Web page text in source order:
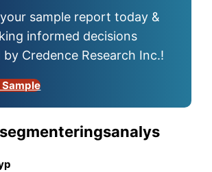
sample report today &
informed decisions
Credence Research Inc.!